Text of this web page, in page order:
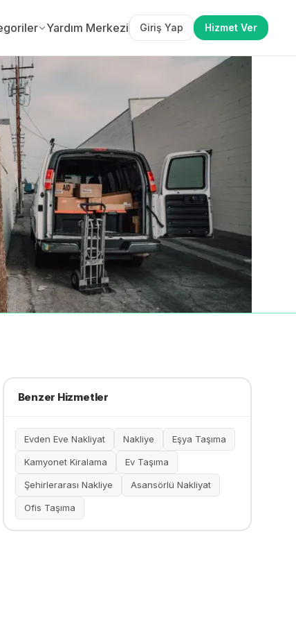
Yardım Merkezi Giriş Yap Hizmet Ver
OL
Benzer Hizmetler
Evden Eve Nakliyat Nakliye Eşya Taşıma
Kamyonet Kiralama Ev Taşıma
Şehirlerarası Nakliye Asansörlü Nakliyat
Ofis Taşıma